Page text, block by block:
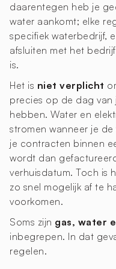
daarentegen heb je
water aankomt; elke
specifiek waterbedrijf,
afsluiten met het
is.
Het is niet verplicht
precies op de dag van
hebben. Water en
stromen wanneer je
je contracten binnen
wordt dan
verhuisdatum. Toch is
zo snel mogelijk af te
voorkomen.
Soms zijn gas, water
inbegrepen. In dat
regelen.